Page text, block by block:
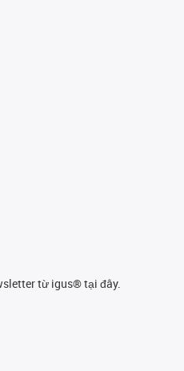
từ igus® tại đây.